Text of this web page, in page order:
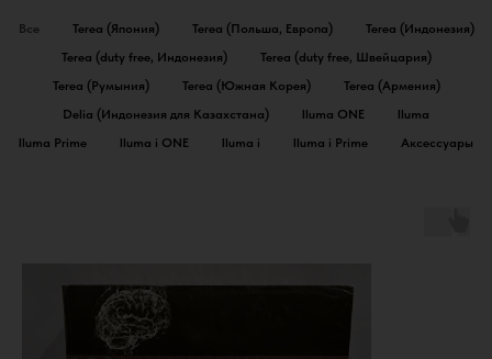
Все Terea (Япония) Terea (Польша, Европа)
Terea (Индонезия)
Terea (duty free, Индонезия)
Terea (duty free, Швейцария)
Terea (Румыния)
Terea (Южная Корея)
Terea (Армения)
Delia (Индонезия для Казахстана)
Iluma ONE
Iluma
Iluma Prime
Iluma i ONE Iluma i Iluma i Prime Аксессуары